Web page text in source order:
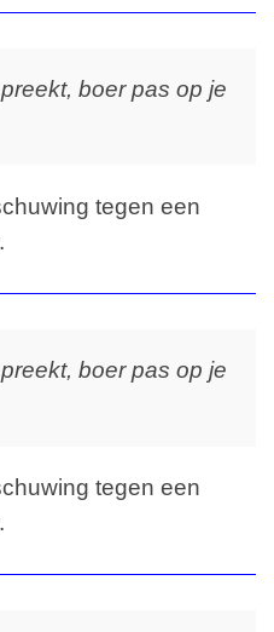
boer pas op je
tegen een
boer pas op je
tegen een